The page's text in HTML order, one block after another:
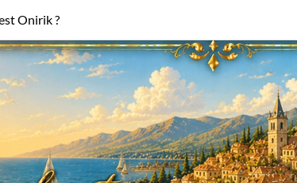
Onirik ?